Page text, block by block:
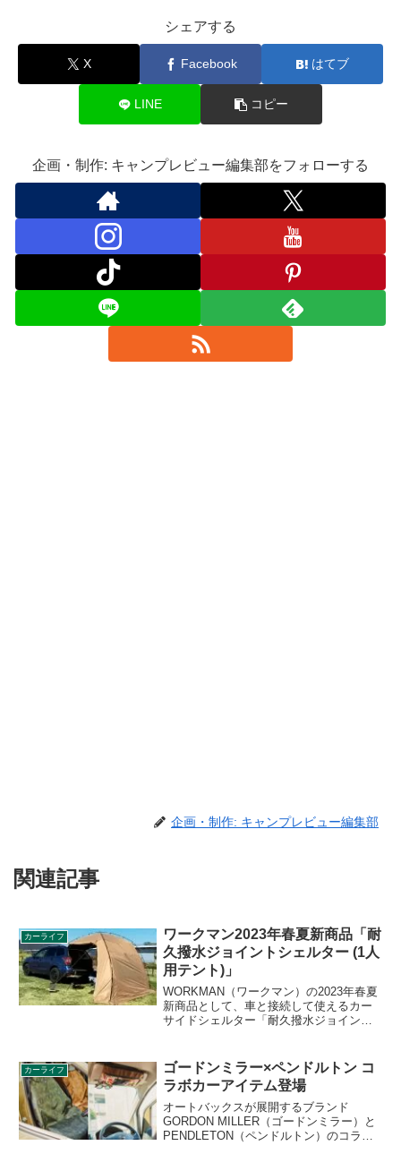
シェアする
X Facebook はてブ
LINE コピー
企画・制作: キャンプレビュー編集部をフォローする
企画・制作: キャンプレビュー編集部
関連記事
カーライフ
ワークマン2023年春夏新商品「耐
久撥水ジョイントシェルター (1人
用テント)」
WORKMAN（ワークマン）の2023年春夏
新商品として、車と接続して使えるカー
サイドシェルター「耐久撥水ジョイント
す。詳細をレビューします。
カーライフ
ゴードンミラー×ペンドルトン コ
ラボカーアイテム登場
オートバックスが展開するブランド
GORDON MILLER（ゴードンミラー）と
PENDLETON（ペンドルトン）のコラボ